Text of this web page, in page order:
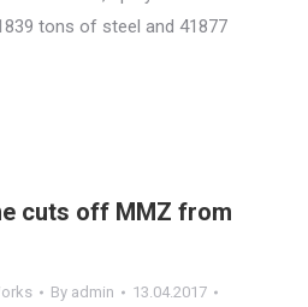
tons of steel and 41877
cuts off MMZ from
By admin
13.04.2017